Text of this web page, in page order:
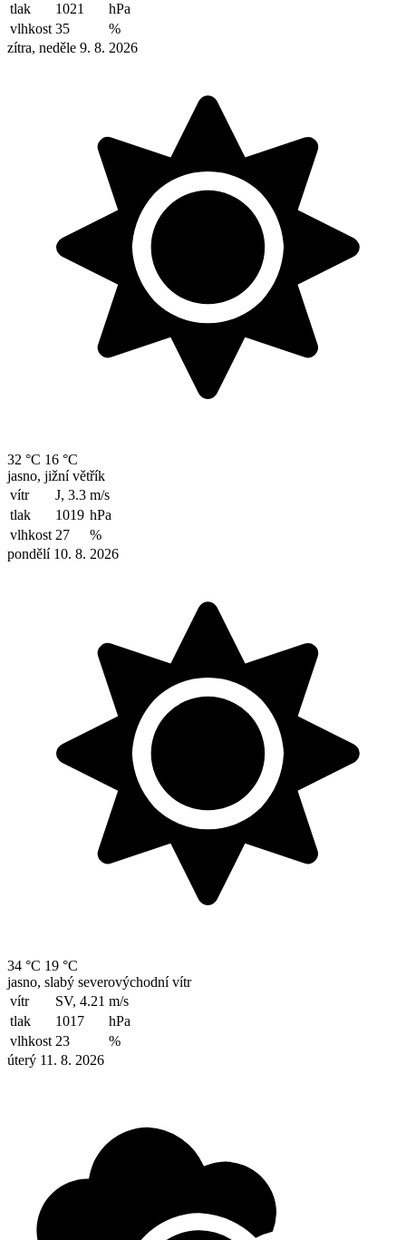
tlak
1021
hPa
vlhkost 35
%
zítra, neděle 9. 8. 2026
32 °C 16 °C
jasno, jižní větřík
vítr
J, 3.3 m/s
tlak
1019 hPa
vlhkost 27
%
pondělí 10. 8. 2026
34 °C 19 °C
jasno, slabý severovýchodní vítr
vítr
SV, 4.21 m/s
tlak
1017
hPa
vlhkost 23
%
úterý 11. 8. 2026